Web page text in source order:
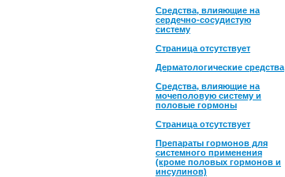
Средства, влияющие на
сердечно-сосудистую
систему
Страница отсутствует
Дерматологические средства
Средства, влияющие на
мочеполовую систему и
половые гормоны
Страница отсутствует
Препараты гормонов для
системного применения
(кроме половых гормонов и
инсулинов)